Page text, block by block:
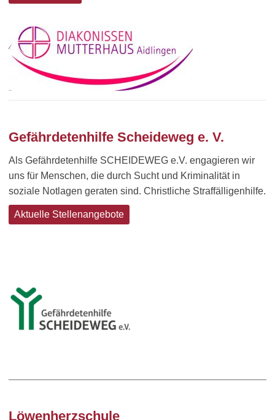
Gefährdetenhilfe Scheideweg e. V.
Als Gefährdetenhilfe SCHEIDEWEG e.V. engagieren wir
uns für Menschen, die durch Sucht und Kriminalität in
soziale Notlagen geraten sind. Christliche Straffälligenhilfe.
Aktuelle Stellenangebote
Löwenherzschule